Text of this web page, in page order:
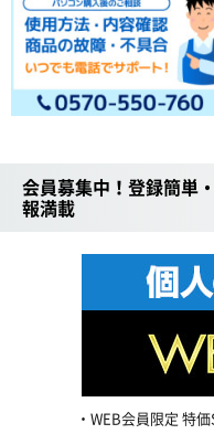
会員募集中！登録簡単
報満載
WEB会員限定 特価